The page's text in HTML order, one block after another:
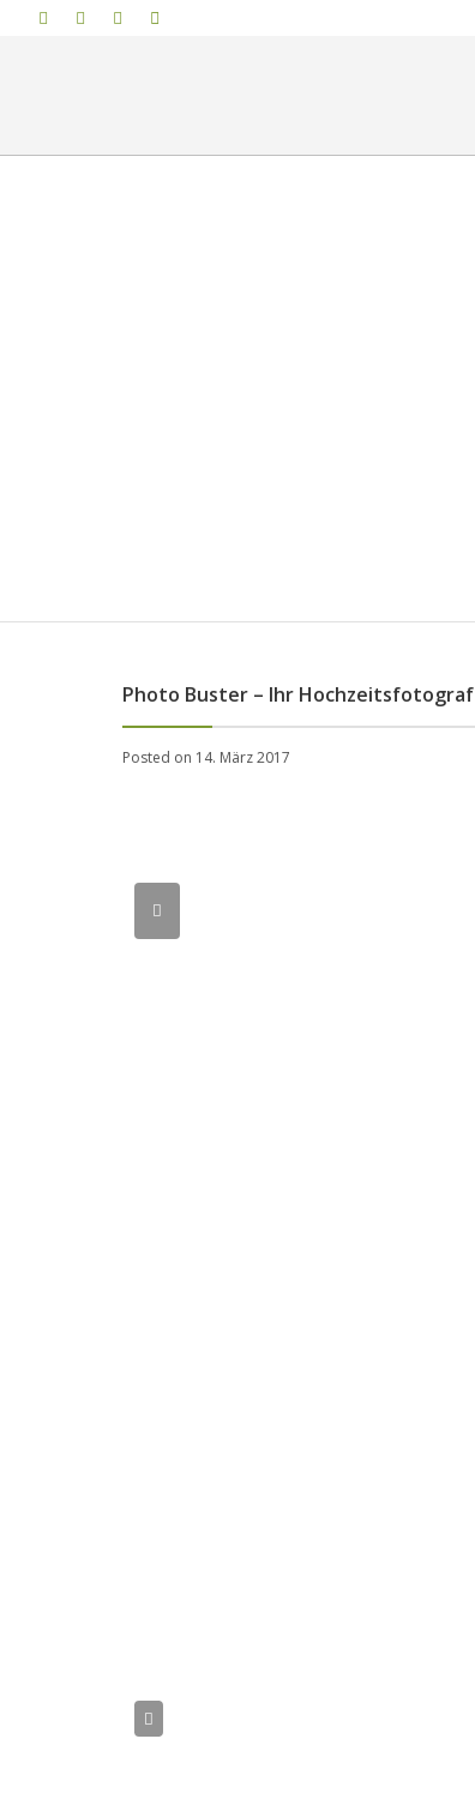
Photo Buster – Ihr Hochzeitsfotograf
Posted on 14. März 2017